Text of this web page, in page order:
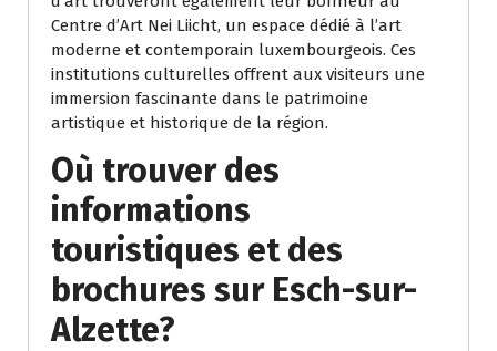
Centre d’Art Nei Liicht, un espace dédié à l’art
moderne et contemporain luxembourgeois. Ces
institutions culturelles offrent aux visiteurs une
immersion fascinante dans le patrimoine
artistique et historique de la région.
Où trouver des
informations
touristiques et des
brochures sur Esch-sur-
Alzette?